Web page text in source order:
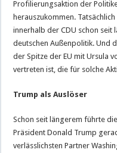
Profilierungsaktion der
herauszukommen.
innerhalb der CDU schon
deutschen Außenpolitik. Und
der Spitze der EU mit Ursula
vertreten ist, die für solche
Trump als Auslöser
Schon seit längerem führte
Präsident Donald Trump
verlässlichsten Partner